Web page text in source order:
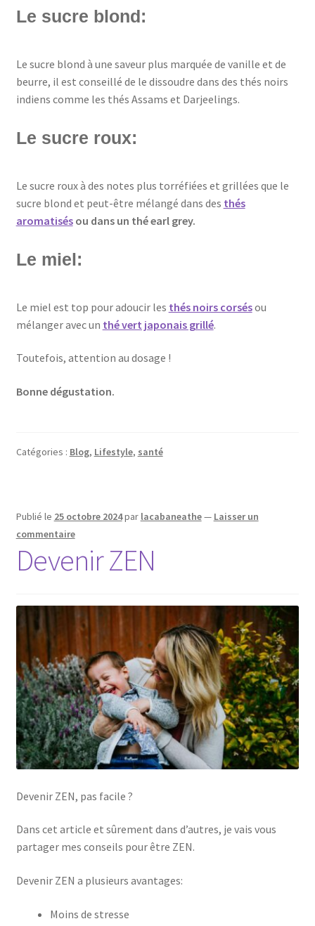
Le sucre blond:
Le sucre blond à une saveur plus marquée de vanille et de
beurre, il est conseillé de le dissoudre dans des thés noirs
indiens comme les thés Assams et Darjeelings.
Le sucre roux:
Le sucre roux à des notes plus torréfiées et grillées que le
sucre blond et peut-être mélangé dans des thés
aromatisésou dans un thé earl grey.
Le miel:
Le miel est top pour adoucir les thés noirs corsésou
mélanger avec un thé vert japonais grillé.
Toutefois, attention au dosage !
Bonne dégustation.
Catégories : Blog, Lifestyle, santé
Publié le 25 octobre 2024par lacabaneathe— Laisser un
commentaire
Devenir ZEN
Devenir ZEN, pas facile ?
Dans cet article et sûrement dans d’autres, je vais vous
partager mes conseils pour être ZEN.
Devenir ZEN a plusieurs avantages:
Moins de stresse